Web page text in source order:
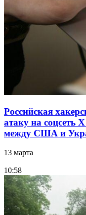
Российская
атаку на соцсеть
между США и
13 марта
10:58